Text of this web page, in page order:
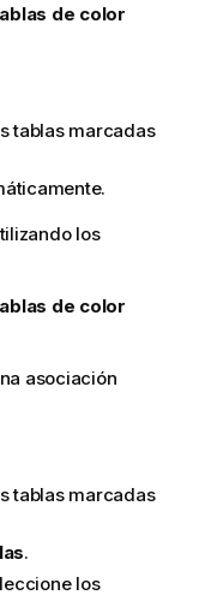
de color
tablas marcadas
los
de color
asociación
tablas marcadas
.
los